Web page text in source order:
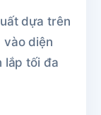
dựa trên
vào diện
lắp tối đa